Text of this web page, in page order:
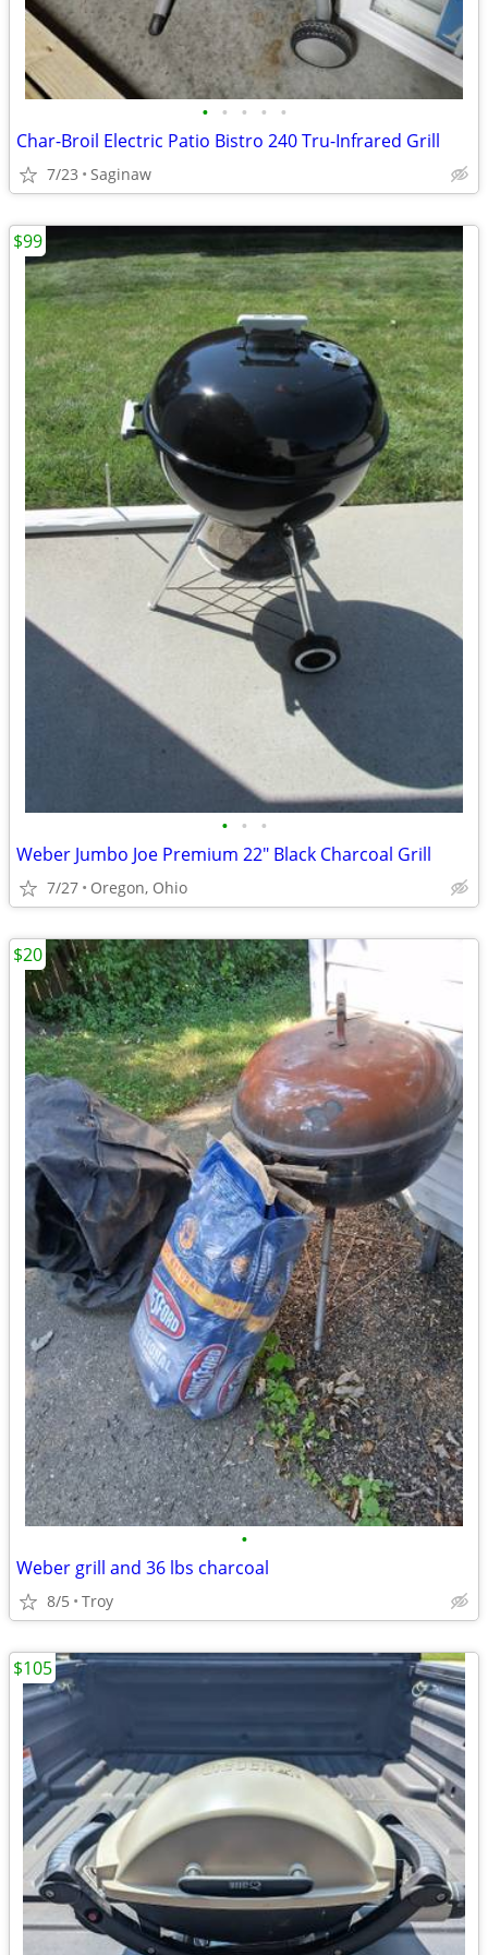
• • • • •
Char-Broil Electric Patio Bistro 240 Tru-Infrared Grill
7/23 Saginaw
• • •
Weber Jumbo Joe Premium 22" Black Charcoal Grill
7/27 Oregon, Ohio
$99
•
Weber grill and 36 lbs charcoal
8/5 Troy
$20
$105